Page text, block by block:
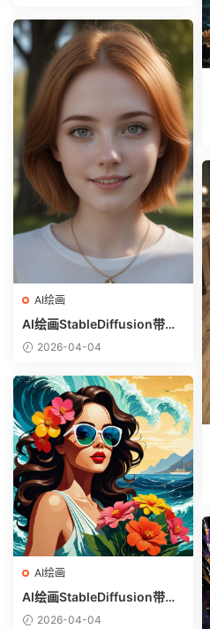
AI绘画
AI绘画StableDiffusion带信
息样图（civitai.com网站精
2026-04-04
AI绘画
AI绘画StableDiffusion带信
息样图（civitai.com网站精
2026-04-04